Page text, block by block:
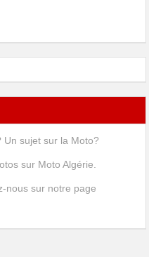
Un sujet sur la Moto?
sur Moto Algérie.
nous sur notre page